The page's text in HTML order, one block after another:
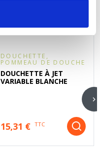
DOUCHETTE,
POMMEAU DE DOUCHE
DOUCHETTE À JET
VARIABLE BLANCHE
15,31 € TTC